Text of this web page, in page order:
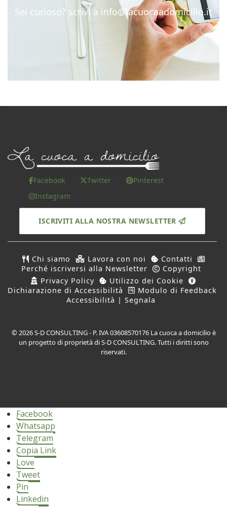
Sei curioso? scrivi a info@lacuocaadomicilio.it
Facebook Twitter
Pinterest
Instagram
ISCRIVITI ALLA NOSTRA NEWSLETTER
Chi siamo Lavora con noi
Contatti
Perché iscriversi alla Newsletter
Copyright
Privacy Policy
Utilizzo dei Cookie
Dichiarazione di Accessibilità
Modulo di Feedback
Accessibilità | Segnala
© 2026 S-D CONSULTING - P. IVA 03608570176 La cuoca a domicilio è
un progetto di proprietà di S-D CONSULTING. Tutti i diritti sono
riservati.
Facebook
Whatsapp
Telegram
Copia Link
Love
Tweet
Pin
Linkedin